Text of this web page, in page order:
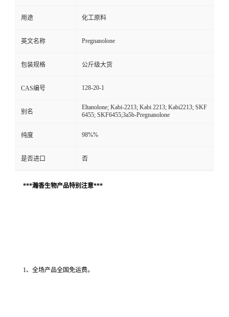
用途 化工原料
英文名称 Pregnanolone
包装规格 公斤级大货
CAS编号 128-20-1
别名
Eltanolone; Kabi-2213; Kabi 2213; Kabi2213; SKF
6455; SKF6455;3a5b-Pregnanolone
纯度 98%%
是否进口 否
***瀚香生物产品特别注意***
1、全场产品全国免运费。